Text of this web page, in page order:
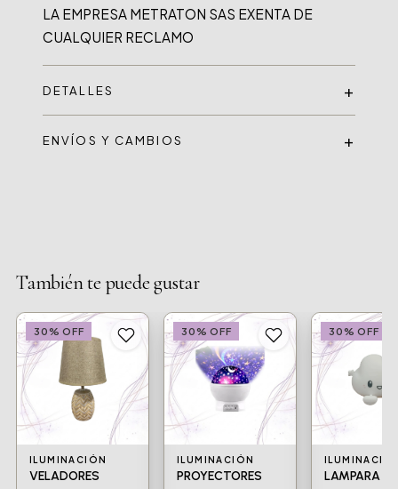
LA EMPRESA METRATON SAS EXENTA DE
DETALLES
ENVÍOS Y CAMBIOS
También te puede gustar
30% OFF
ILUMINACIÓN
VELADORES
30% OFF
ILUMINACIÓN
PROYECTORES
30% OFF
LAMPARA